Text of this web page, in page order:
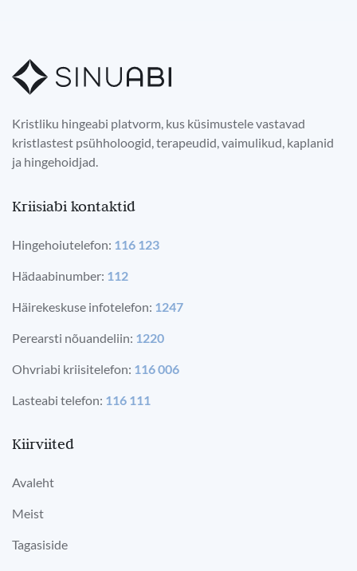
Kristliku hingeabi platvorm, kus küsimustele vastavad
kristlastest psühholoogid, terapeudid, vaimulikud, kaplanid
ja hingehoidjad.
Kriisiabi kontaktid
Hingehoiutelefon: 116 123
Hädaabinumber: 112
Häirekeskuse infotelefon: 1247
Perearsti nõuandeliin: 1220
Ohvriabi kriisitelefon: 116 006
Lasteabi telefon: 116 111
Kiirviited
Avaleht
Meist
Tagasiside